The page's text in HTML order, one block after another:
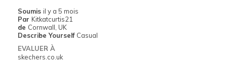
Soumis il y a 5 mois
Par Kitkatcurtis21
de Cornwall, UK
Describe Yourself Casual
EVALUER À
skechers.co.uk